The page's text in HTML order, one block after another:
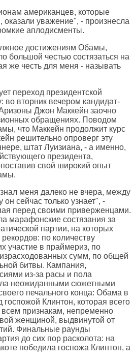
американцев, которые
оказали уважение", - произнесла
аплодисменты.
достижениям Обамы,
большой честью состязаться на
же честь для меня - называть
переход президентской
во вторник вечером кандидат-
Джон Маккейн заочно
обращениях. Поводом
что Маккейн продолжит курс
решительно опроверг эту
штат Луизиана, - а именно,
президента,
свой широкий опыт
меня далеко не вчера, между
сейчас только узнает", -
перед своими приверженцами.
марафонские состязания за
партии, на которых
по количеству
участие в праймериз, по
сумм, по общей
битвы. Кампания,
из-за расы и пола
неожиданными сюжетными
печального конца: Обама в
госпожой Клинтон, которая всего
всем признакам, непременно
женщиной, выдвинутой от
Финальные раунды
до сих пор расколота: на
победила госпожа Клинтон, а